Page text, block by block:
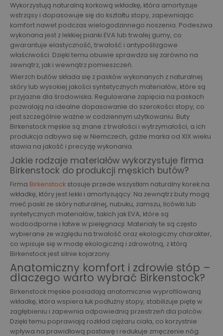
Wykorzystują naturalną korkową wkładkę, która amortyzuje
wstrząsy i dopasowuje się do kształtu stopy, zapewniając
komfort nawet podczas wielogodzinnego noszenia. Podeszwa
wykonana jest z lekkiej pianki EVA lub trwałej gumy, co
gwarantuje elastyczność, trwałość i antypoślizgowe
właściwości. Dzięki temu obuwie sprawdza się zarówno na
zewnątrz, jak i wewnątrz pomieszczeń.
Wierzch butów składa się z pasków wykonanych z naturalnej
skóry lub wysokiej jakości syntetycznych materiałów, które są
przyjazne dla środowiska. Regulowane zapięcia na paskach
pozwalają na idealne dopasowanie do szerokości stopy, co
jest szczególnie ważne w codziennym użytkowaniu. Buty
Birkenstock męskie są znane z trwałości i wytrzymałości, a ich
produkcja odbywa się w Niemczech, gdzie marka od XIX wieku
stawia na jakość i precyzję wykonania.
Jakie rodzaje materiałów wykorzystuje firma
Birkenstock do produkcji męskich butów?
Firma Birkenstock stosuje przede wszystkim naturalny korek na
wkładkę, który jest lekki i amortyzujący. Na zewnątrz buty mogą
mieć paski ze skóry naturalnej, nubuku, zamszu, licówki lub
syntetycznych materiałów, takich jak EVA, które są
wodoodporne i łatwe w pielęgnacji. Materiały te są często
wybierane ze względu na trwałość oraz ekologiczny charakter,
co wpisuje się w modę ekologiczną i zdrowotną, z którą
Birkenstock jest silnie kojarzony.
Anatomiczny komfort i zdrowie stóp –
dlaczego warto wybrać Birkenstock?
Birkenstock męskie posiadają anatomicznie wyprofilowaną
wkładkę, która wspiera łuk podłużny stopy, stabilizuje piętę w
zagłębieniu i zapewnia odpowiednią przestrzeń dla palców.
Dzięki temu poprawiają rozkład ciężaru ciała, co korzystnie
wpływa na prawidłową postawę i redukuje zmęczenie nóg.